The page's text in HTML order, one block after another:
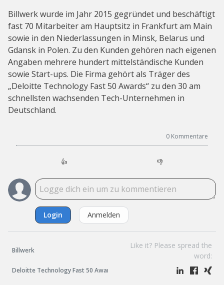
Billwerk wurde im Jahr 2015 gegründet und beschäftigt
fast 70 Mitarbeiter am Hauptsitz in Frankfurt am Main
sowie in den Niederlassungen in Minsk, Belarus und
Gdansk in Polen. Zu den Kunden gehören nach eigenen
Angaben mehrere hundert mittelständische Kunden
sowie Start-ups. Die Firma gehört als Träger des
„Deloitte Technology Fast 50 Awards“ zu den 30 am
schnellsten wachsenden Tech-Unternehmen in
Deutschland.
0 Kommentare
👍 👎
Login Anmelden
Billwerk
Deloitte Technology Fast 50 Awards
Like it? Please spread the
word: